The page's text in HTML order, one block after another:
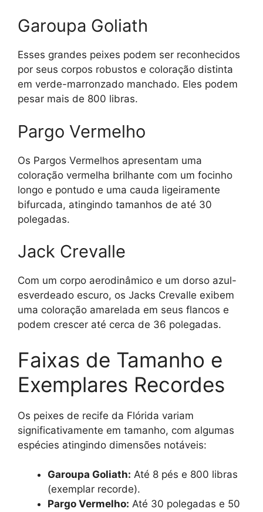
Garoupa Goliath
Esses grandes peixes podem ser reconhecidos
por seus corpos robustos e coloração distinta
em verde-marronzado manchado. Eles podem
pesar mais de 800 libras.
Pargo Vermelho
Os Pargos Vermelhos apresentam uma
coloração vermelha brilhante com um focinho
longo e pontudo e uma cauda ligeiramente
bifurcada, atingindo tamanhos de até 30
polegadas.
Jack Crevalle
Com um corpo aerodinâmico e um dorso azul-
esverdeado escuro, os Jacks Crevalle exibem
uma coloração amarelada em seus flancos e
podem crescer até cerca de 36 polegadas.
Faixas de Tamanho e
Exemplares Recordes
Os peixes de recife da Flórida variam
significativamente em tamanho, com algumas
espécies atingindo dimensões notáveis:
Garoupa Goliath: Até 8 pés e 800 libras
(exemplar recorde).
Pargo Vermelho: Até 30 polegadas e 50